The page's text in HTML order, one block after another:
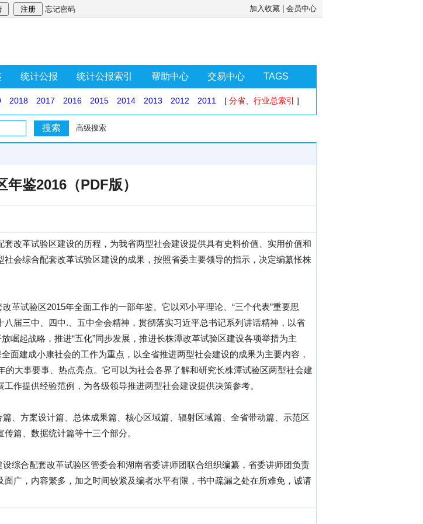
忘记密码 加入收藏 会员中心
统计公报 统计公报索引 帮助中心 交易中心 TAGS
2018 2017 2016 2015 2014 2013 2012 2011 [ 分省、行业总索引 ]
高级搜索
年鉴2016（PDF版）
改革试验区建设的历程，为我省两型社会建设提供具有史料价值、实用价值和
会综合配套改革试验区建设的成果，按照省委主要领导的指示，决定编纂怅株
革试验区2015年全面工作的一部年鉴。它以邓小平理论、“三个代表”重要思
届三中、四中.、五中全会精神，贯彻落实习近平总书记系列讲话精神，以省
崛起战略，推进“五化”同步发展，推进长株潭改革试验区建设各项举措为主
面建成小康社会的工作为重点，以全省推进两型社会建设的成果为主要内容，
大事要事、热点亮点。它可以为社会各界了解和研究长株潭试验区两型社会建
作提供经验范例，为各级领导推进两型社会建设提供决策参考。
、方案设计篇、总体成果篇、核心区域篇、辐射区域篇、全省带动篇、示范区
篇、数据统计篇等十三个部分。
综合配套改革试验区管委会和湖南省委讲师团联合组织编纂，省委讲师团负责
广，内容繁多，加之时间较紧及编者水平有限，书中疏漏之处在所难免，诚请